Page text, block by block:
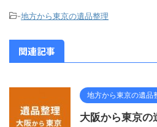
-地方から東京の遺品整理
関連記事
地方から東京の遺品
大阪から東京の